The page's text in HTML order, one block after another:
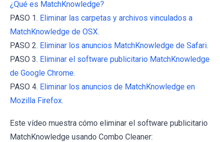
¿Qué es MatchKnowledge?
PASO 1. Eliminar las carpetas y archivos vinculados a
MatchKnowledge de OSX.
PASO 2. Eliminar los anuncios MatchKnowledge de Safari.
PASO 3. Eliminar el software publicitario MatchKnowledge
de Google Chrome.
PASO 4. Eliminar los anuncios de MatchKnowledge en
Mozilla Firefox.
Este vídeo muestra cómo eliminar el software publicitario
MatchKnowledge usando Combo Cleaner: